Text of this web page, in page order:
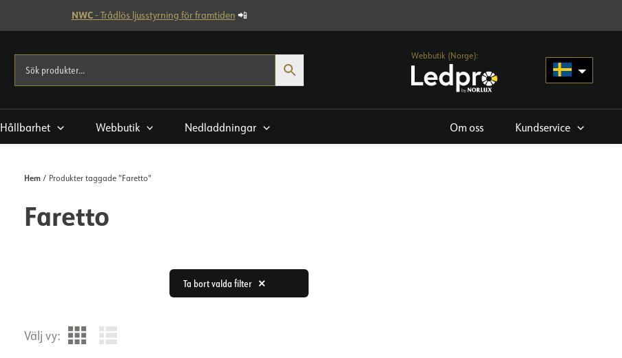
NWC- Trådlös ljusstyrning för framtiden 📲
Webbutik (Norge):
Hållbarhet Webbutik Nedladdningar Om oss Kundservice
Hem / Produkter taggade "Faretto"
Faretto
Ta bort valda filter
Välj vy: